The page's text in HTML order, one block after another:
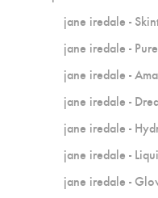
jane iredale -
jane iredale -
jane iredale -
jane iredale -
jane iredale -
jane iredale -
jane iredale -